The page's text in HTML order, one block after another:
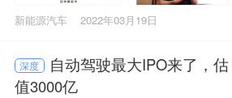
新能源汽车 2022年03月19日
深度
自动驾驶最大IPO来了，估
值3000亿